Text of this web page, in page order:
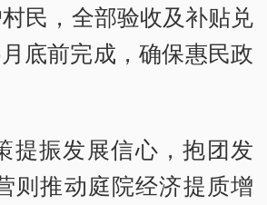
民，全部验收及补贴兑
底前完成，确保惠民政
提振发展信心，抱团发
则推动庭院经济提质增